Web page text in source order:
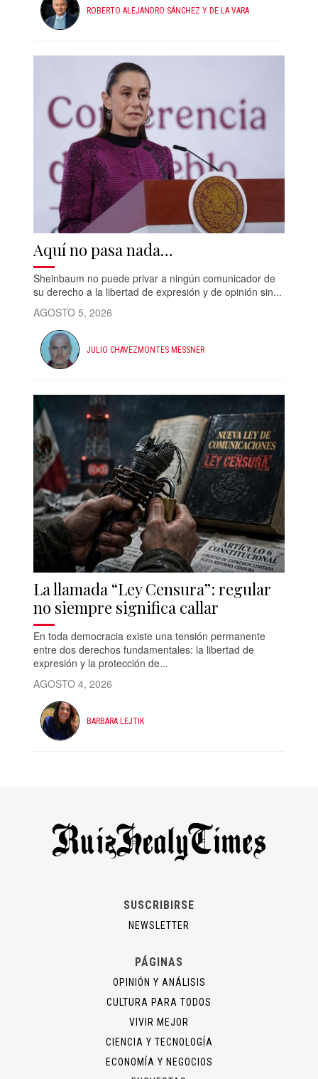
ROBERTO ALEJANDRO SÁNCHEZ Y DE LA VARA
Aquí no pasa nada…
Sheinbaum no puede privar a ningún comunicador de
su derecho a la libertad de expresión y de opinión sin...
AGOSTO 5, 2026
JULIO CHAVEZMONTES MESSNER
La llamada “Ley Censura”: regular
no siempre significa callar
En toda democracia existe una tensión permanente
entre dos derechos fundamentales: la libertad de
expresión y la protección de...
AGOSTO 4, 2026
BARBARA LEJTIK
SUSCRIBIRSE
NEWSLETTER
PÁGINAS
OPINIÓN Y ANÁLISIS
CULTURA PARA TODOS
VIVIR MEJOR
CIENCIA Y TECNOLOGÍA
ECONOMÍA Y NEGOCIOS